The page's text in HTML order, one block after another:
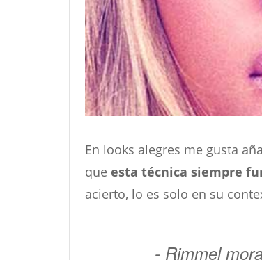
En looks alegres me gusta
queesta técnica siempre
acierto, lo es solo en su
- Rimmel